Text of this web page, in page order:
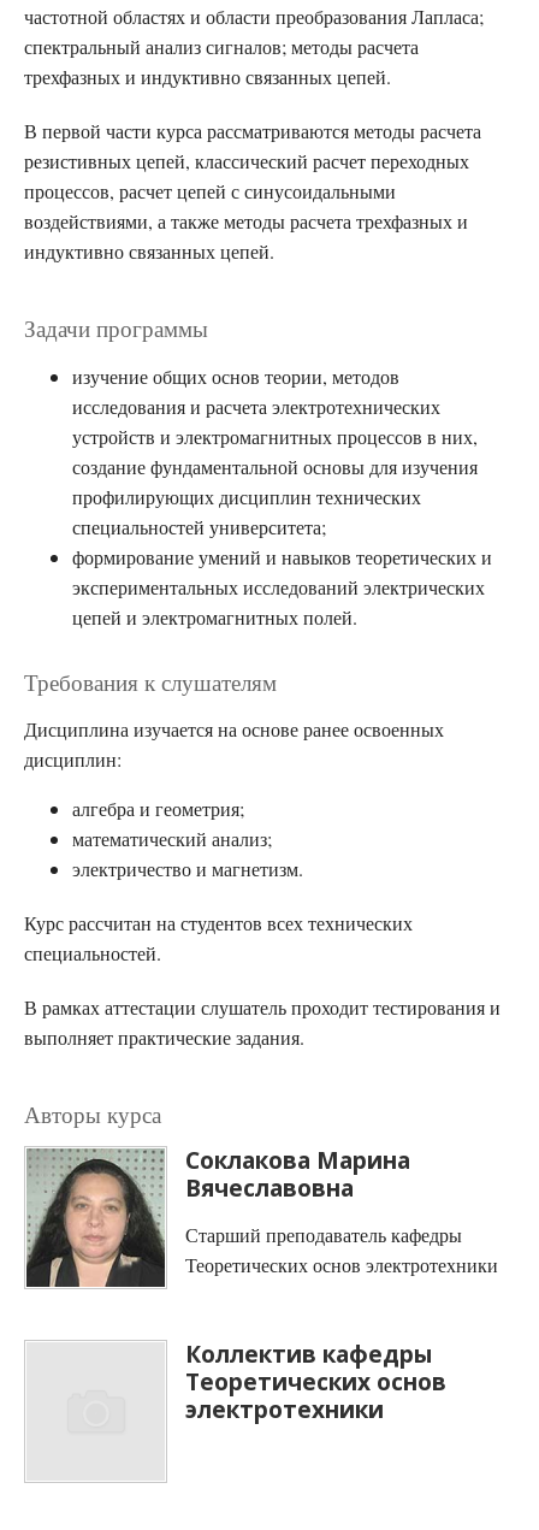
частотной областях и области преобразования Лапласа;
спектральный анализ сигналов; методы расчета
трехфазных и индуктивно связанных цепей.
В первой части курса рассматриваются методы расчета
резистивных цепей, классический расчет переходных
процессов, расчет цепей с синусоидальными
воздействиями, а также методы расчета трехфазных и
индуктивно связанных цепей.
Задачи программы
изучение общих основ теории, методов
исследования и расчета электротехнических
устройств и электромагнитных процессов в них,
создание фундаментальной основы для изучения
профилирующих дисциплин технических
специальностей университета;
формирование умений и навыков теоретических и
экспериментальных исследований электрических
цепей и электромагнитных полей.
Требования к слушателям
Дисциплина изучается на основе ранее освоенных
дисциплин:
алгебра и геометрия;
математический анализ;
электричество и магнетизм.
Курс рассчитан на студентов всех технических
специальностей.
В рамках аттестации слушатель проходит тестирования и
выполняет практические задания.
Авторы курса
Соклакова Марина
Вячеславовна
Старший преподаватель кафедры
Теоретических основ электротехники
Коллектив кафедры
Теоретических основ
электротехники